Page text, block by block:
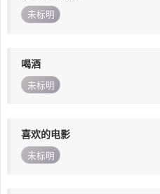
未标明
喝酒
未标明
喜欢的电影
未标明